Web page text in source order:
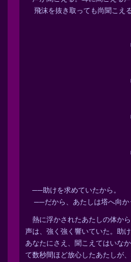
飛沫を抜き取っても尚聞こえ
──助けを求めていたから。
──だから、あたしは塔へ向か
熱に浮かされたあたしの体か
声は、強く強く響いていた。助
あなたにさえ、聞こえてはいな
て数秒間ほど放心したあたしが